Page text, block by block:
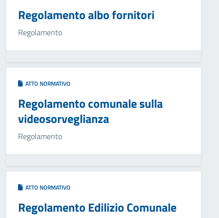
Regolamento albo fornitori
Regolamento
ATTO NORMATIVO
Regolamento comunale sulla
videosorveglianza
Regolamento
ATTO NORMATIVO
Regolamento Edilizio Comunale